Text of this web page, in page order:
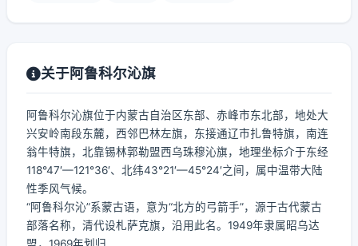
关于阿鲁科尔沁旗
阿鲁科尔沁旗位于内蒙古自治区东部、赤峰市东北部，地处大
兴安岭南段东麓，西邻巴林左旗，东接通辽市扎鲁特旗，南连
翁牛特旗，北靠锡林郭勒盟西乌珠穆沁旗，地理坐标介于东经
118°47′—121°36′、北纬43°21′—45°24′之间，属中温带大陆
性季风气候。
“阿鲁科尔沁”系蒙古语，意为“北方的弓箭手”，源于古代蒙古
部落名称，清代设札萨克旗，沿用此名。1949年隶属昭乌达